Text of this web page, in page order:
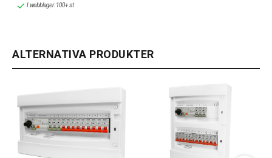
I webblager: 100+ st
ALTERNATIVA PRODUKTER